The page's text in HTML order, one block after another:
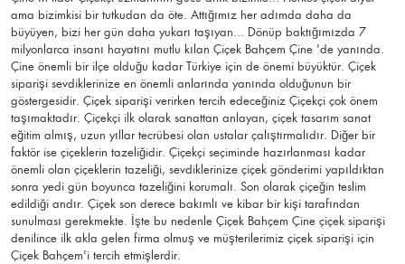
ama bizimkisi bir tutkudan da öte. Attığımız her adımda daha da
büyüyen, bizi her gün daha yukarı taşıyan... Dönüp baktığımızda 7
milyonlarca insanı hayatını mutlu kılan Çiçek Bahçem Çine 'de yanında.
Çine önemli bir ilçe olduğu kadar Türkiye için de önemi büyüktür. Çiçek
siparişi sevdiklerinize en önemli anlarında yanında olduğunun bir
göstergesidir. Çiçek siparişi verirken tercih edeceğiniz Çiçekçi çok önem
taşımaktadır. Çiçekçi ilk olarak sanattan anlayan, çiçek tasarım sanat
eğitim almış, uzun yıllar tecrübesi olan ustalar çalıştırmalıdır. Diğer bir
faktör ise çiçeklerin tazeliğidir. Çiçekçi seçiminde hazırlanması kadar
önemli olan çiçeklerin tazeliği, sevdiklerinize çiçek gönderimi yapıldıktan
sonra yedi gün boyunca tazeliğini korumalı. Son olarak çiçeğin teslim
edildiği andır. Çiçek son derece bakımlı ve kibar bir kişi tarafından
sunulması gerekmekte. İşte bu nedenle Çiçek Bahçem Çine çiçek siparişi
denilince ilk akla gelen firma olmuş ve müşterilerimiz çiçek siparişi için
Çiçek Bahçem'i tercih etmişlerdir.